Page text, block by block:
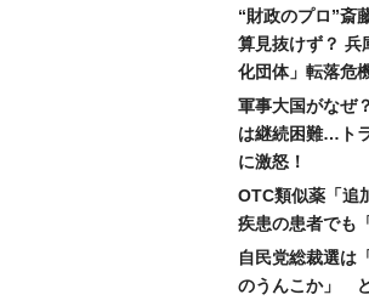
“財政のプロ”斎
算見抜けず？ 兵
化団体」転落危
軍事大国がなぜ
は継続困難…ト
に激怒！
OTC類似薬「追
疾患の患者でも
自民党総裁選は
のうんこか」